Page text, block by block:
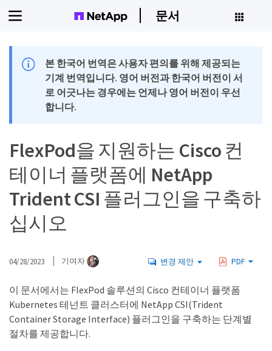
문서
본 한국어 번역은 사용자 편의를 위해 제공되는
기계 번역입니다. 영어 버전과 한국어 버전이 서
로 어긋나는 경우에는 언제나 영어 버전이 우선
합니다.
FlexPod을 지원하는 Cisco 컨
테이너 플랫폼에 NetApp
Trident CSI 플러그인을 구축하
십시오
04/28/2023 기여자 변경 제안 PDF
이 문서에서는 FlexPod 솔루션의 Cisco 컨테이너 플랫폼
Kubernetes 테넌트 클러스터에 NetApp CSI(Trident
Container Storage Interface) 플러그인을 구축하는 단계별
절차를 제공합니다.